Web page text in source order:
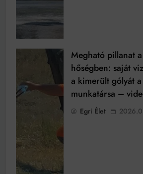
Megható pillanat
hőségben: saját
a kimerült gólyát
munkatársa –
Egri Élet